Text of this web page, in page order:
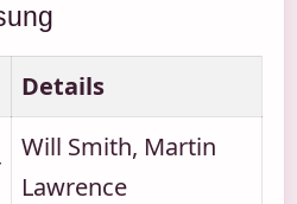
Details
Will Smith, Martin
Lawrence